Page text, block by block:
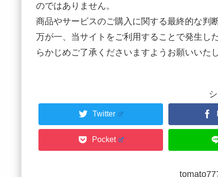
のではありません。
商品やサービスのご購入に関する最終的な判
万が一、当サイトをご利用することで発生し
らかじめご了承くださいますようお願いいた
Twitter
Pocket